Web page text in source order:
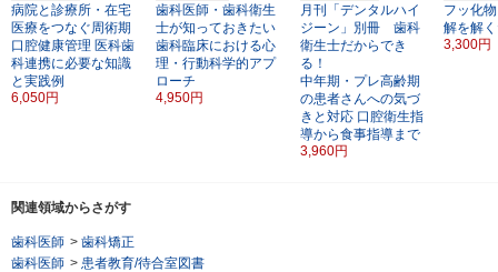
病院と診療所・在宅
医療をつなぐ周術期
口腔健康管理 医科歯
科連携に必要な知識
と実践例
6,050円
歯科医師・歯科衛生
士が知っておきたい
歯科臨床における心
理・行動科学的アプ
ローチ
4,950円
月刊「デンタルハイ
ジーン」別冊 歯科
衛生士だからでき
る！
中年期・プレ高齢期
の患者さんへの気づ
きと対応 口腔衛生指
導から食事指導まで
3,960円
フッ化
解を解
3,300円
関連領域からさがす
歯科医師 > 歯科矯正
歯科医師 > 患者教育/待合室図書